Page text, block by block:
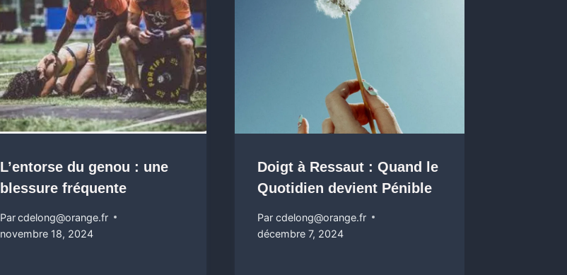
L’entorse du genou : une
blessure fréquente
Parcdelong@orange.fr
novembre 18, 2024
Doigt à Ressaut : Quand le
Quotidien devient Pénible
Par cdelong@orange.fr
décembre 7, 2024